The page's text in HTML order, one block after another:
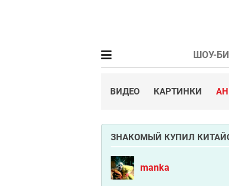
ШОУ-
ВИДЕО КАРТИНКИ
ЗНАКОМЫЙ КУПИЛ
manka